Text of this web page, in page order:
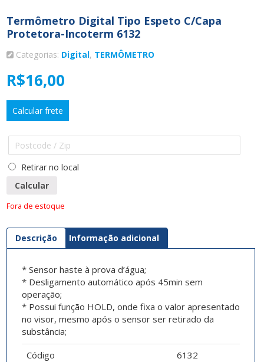
Termômetro Digital Tipo Espeto C/capa
Protetora-Incoterm 6132
Categorias: Digital, TERMÔMETRO
R$16,00
Calcular frete
Retirar no local
Calcular
Fora de estoque
Descrição Informação adicional
* Sensor haste à prova d’água;
* Desligamento automático após 45min sem
operação;
* Possui função HOLD, onde fixa o valor apresentado
no visor, mesmo após o sensor ser retirado da
substância;
Código
6132